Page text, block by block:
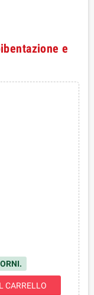
e
CARRELLO